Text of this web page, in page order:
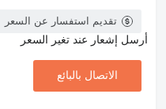
تقديم استفسار عن السعر
أرسل إشعار عند تغير السعر
الاتصال بالبائع